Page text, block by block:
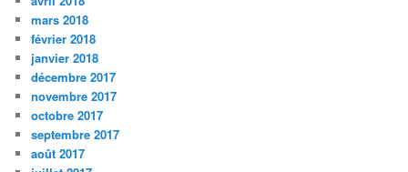
mars 2018
février 2018
janvier 2018
décembre 2017
novembre 2017
octobre 2017
septembre 2017
août 2017